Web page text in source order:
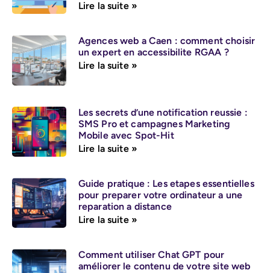
Lire la suite »
Agences web a Caen : comment choisir
un expert en accessibilite RGAA ?
Lire la suite »
Les secrets d’une notification reussie :
SMS Pro et campagnes Marketing
Mobile avec Spot-Hit
Lire la suite »
Guide pratique : Les etapes essentielles
pour preparer votre ordinateur a une
reparation a distance
Lire la suite »
Comment utiliser Chat GPT pour
améliorer le contenu de votre site web